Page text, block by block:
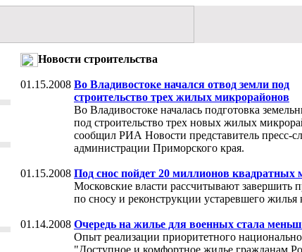
Новости строительства
01.15.2008 Во Владивостоке начался отвод земли под
строительство трех жилых микрорайонов
Во Владивостоке началась подготовка
под строительство трех новых жилых
сообщил РИА Новости представитель пресс-
администрации Приморского края.
01.15.2008 Под снос пойдет 20 миллионов квадратных
Московские власти рассчитывают завершить
по сносу и реконструкции устаревшего жилья
01.14.2008 Очередь на жилье для военных стала
Опыт реализации приоритетного
"Доступное и комфортное жилье гражданам